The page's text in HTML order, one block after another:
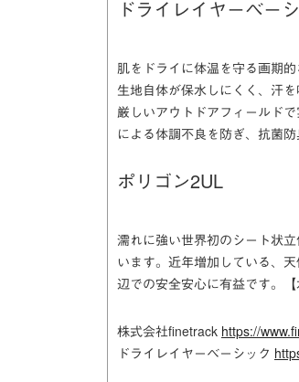
ドライレイヤーベー
肌をドライに体温を守る画期的
生地自体が保水しにくく、汗
厳しいアウトドアフィールド
による体調不良を防ぎ、抗菌
ポリゴン2UL
濡れに強い世界初のシート状
います。近年増加している、
辺での安全安心に有益です。【
株式会社finetrack https://
ドライレイヤーベーシック